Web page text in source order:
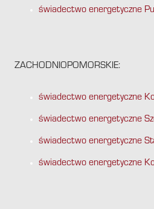
świadectwo energetyczne
ZACHODNIOPOMORSKIE:
świadectwo energetyczne
świadectwo energetyczne
świadectwo energetyczne
świadectwo energetyczne